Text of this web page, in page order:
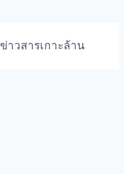
ข่าวสารเกาะล้าน